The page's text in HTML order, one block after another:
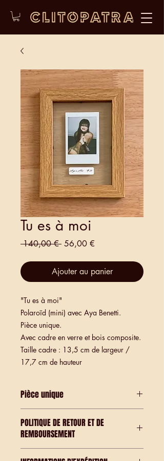
Tu es à moi
140,00 € Prix
56,00 €Prix
Ajouter au panier
"Tu es à moi"
Polaroïd (mini) avec Aya Benetti.
Pièce unique.
Avec cadre en verre et bois composite.
Taille cadre : 13,5 cm de largeur /
17,7 cm de hauteur
Pièce unique
POLITIQUE DE RETOUR ET DE
REMBOURSEMENT